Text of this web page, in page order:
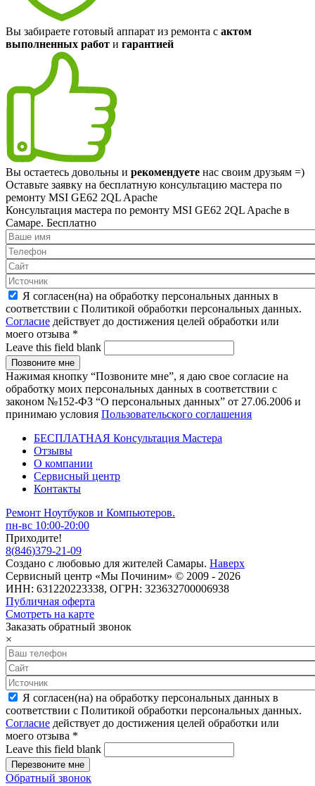
Вы забираете готовый аппарат из ремонта с актом
выполненных работ и гарантией
Вы остаетесь довольны и рекомендуете нас своим друзьям =)
Оставьте заявку на бесплатную консультацию мастера по
ремонту MSI GE62 2QL Apache
Консультация мастера по ремонту MSI GE62 2QL Apache в
Самаре. Бесплатно
Я согласен(на) на обработку персональных данных в
соответствии с Политикой обработки персональных данных.
Согласие действует до достижения целей обработки или
моего отзыва *
Leave this field blank
Нажимая кнопку “Позвоните мне”, я даю свое согласие на
обработку моих персональных данных в соответствии с
законом №152-ФЗ “О персональных данных” от 27.06.2006 и
принимаю условия Пользовательского соглашения
БЕСПЛАТНАЯ Консультация Мастера
Отзывы
О компании
Сервисный центр
Контакты
Ремонт Ноутбуков и Компьютеров.
пн-вс 10:00-20:00
Приходите!
8(846)379-21-09
Создано с любовью для жителей Самары. Наверх
Сервисный центр «Мы Починим» © 2009 - 2026
ИНН: 631220223338, ОГРН: 323632700006938
Публичная оферта
Смотреть на карте
Заказать обратный звонок
×
Я согласен(на) на обработку персональных данных в
соответствии с Политикой обработки персональных данных.
Согласие действует до достижения целей обработки или
моего отзыва *
Leave this field blank
Обратный звонок